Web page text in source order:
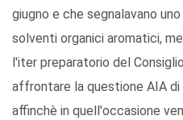
giugno e che segnalavano
solventi organici aromatici,
l'iter preparatorio del
affrontare la questione AIA di
affinchè in quell'occasione